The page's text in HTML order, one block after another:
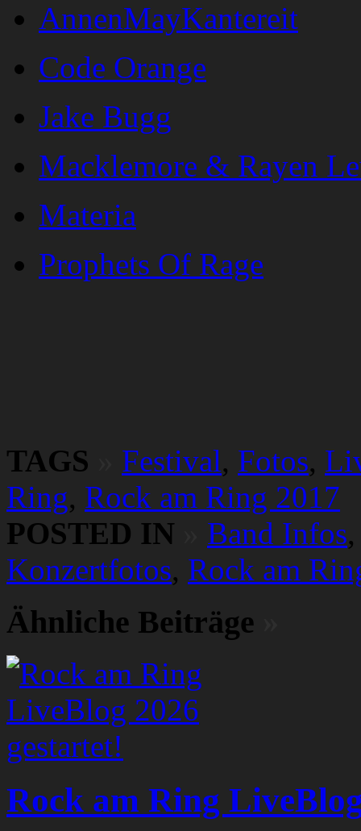
AnnenMayKantereit
Code Orange
Jake Bugg
Macklemore & Rayen
Materia
Prophets Of Rage
TAGS Festival, Fotos,
Ring, Rock am Ring 2017
POSTED IN
Band Infos
Konzertfotos, Rock am
Ähnliche Beiträge
Rock am Ring